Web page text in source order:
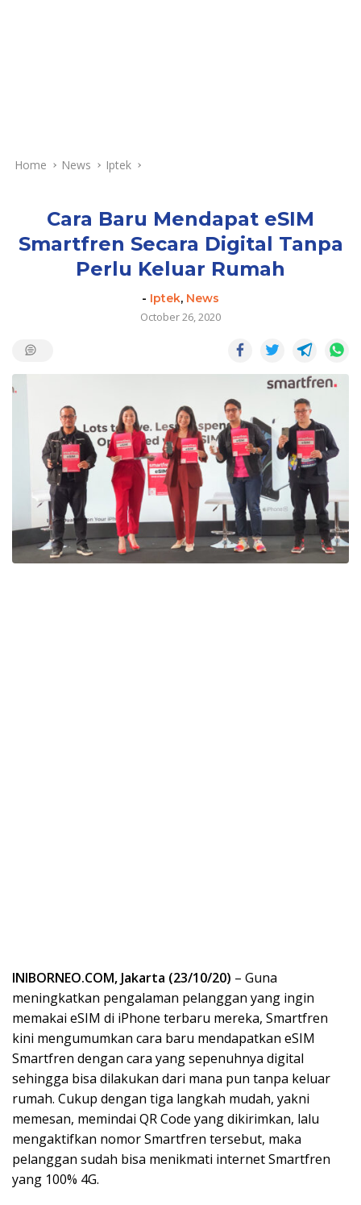
Home News Iptek
Cara Baru Mendapat eSIM
Smartfren Secara Digital Tanpa
Perlu Keluar Rumah
- Iptek, News
October 26, 2020
INIBORNEO.COM, Jakarta (23/10/20) – Guna
meningkatkan pengalaman pelanggan yang ingin
memakai eSIM di iPhone terbaru mereka, Smartfren
kini mengumumkan cara baru mendapatkan eSIM
Smartfren dengan cara yang sepenuhnya digital
sehingga bisa dilakukan dari mana pun tanpa keluar
rumah. Cukup dengan tiga langkah mudah, yakni
memesan, memindai QR Code yang dikirimkan, lalu
mengaktifkan nomor Smartfren tersebut, maka
pelanggan sudah bisa menikmati internet Smartfren
yang 100% 4G.